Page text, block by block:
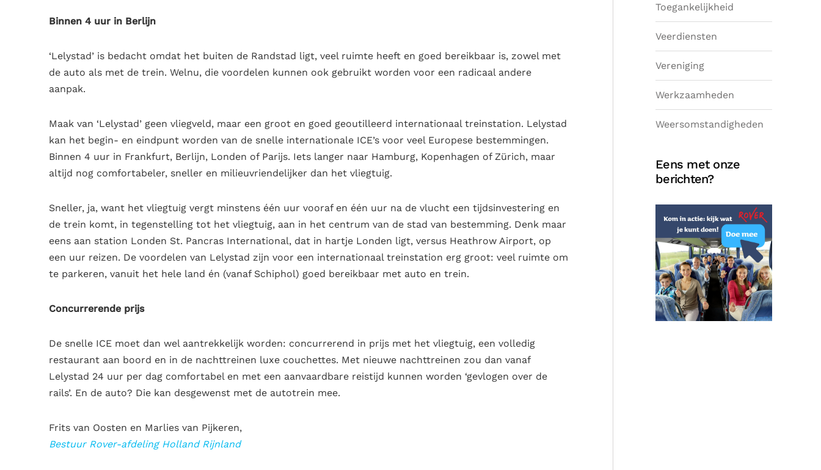
Binnen 4 uur in Berlijn
‘Lelystad’ is bedacht omdat het buiten de Randstad ligt, veel ruimte heeft en goed bereikbaar is, zowel met
de auto als met de trein. Welnu, die voordelen kunnen ook gebruikt worden voor een radicaal andere
aanpak.
Maak van ‘Lelystad’ geen vliegveld, maar een groot en goed geoutilleerd internationaal treinstation. Lelystad
kan het begin- en eindpunt worden van de snelle internationale ICE’s voor veel Europese bestemmingen.
Binnen 4 uur in Frankfurt, Berlijn, Londen of Parijs. Iets langer naar Hamburg, Kopenhagen of Zürich, maar
altijd nog comfortabeler, sneller en milieuvriendelijker dan het vliegtuig.
Sneller, ja, want het vliegtuig vergt minstens één uur vooraf en één uur na de vlucht een tijdsinvestering en
de trein komt, in tegenstelling tot het vliegtuig, aan in het centrum van de stad van bestemming. Denk maar
eens aan station Londen St. Pancras International, dat in hartje Londen ligt, versus Heathrow Airport, op
een uur reizen. De voordelen van Lelystad zijn voor een internationaal treinstation erg groot: veel ruimte om
te parkeren, vanuit het hele land én (vanaf Schiphol) goed bereikbaar met auto en trein.
Concurrerende prijs
De snelle ICE moet dan wel aantrekkelijk worden: concurrerend in prijs met het vliegtuig, een volledig
restaurant aan boord en in de nachttreinen luxe couchettes. Met nieuwe nachttreinen zou dan vanaf
Lelystad 24 uur per dag comfortabel en met een aanvaardbare reistijd kunnen worden ‘gevlogen over de
rails’. En de auto? Die kan desgewenst met de autotrein mee.
Frits van Oosten en Marlies van Pijkeren,
Bestuur Rover-afdeling Holland Rijnland
Toegankelijkheid
Veerdiensten
Vereniging
Werkzaamheden
Weersomstandigheden
Eens met onze
berichten?